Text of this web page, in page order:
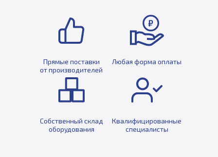
Прямые поставки
от производителей
Любая форма оплаты
Собственный склад
оборудования
Квалифицированные
специалисты